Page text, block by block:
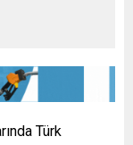
Türk